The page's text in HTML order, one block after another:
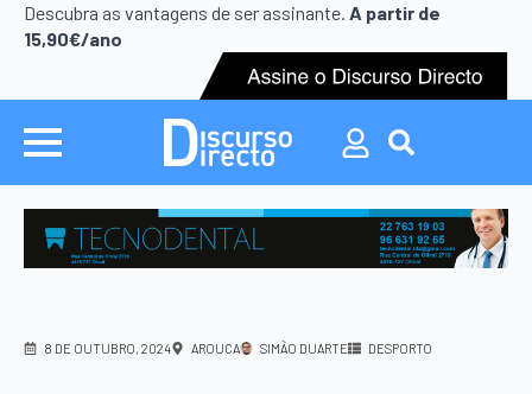
Descubra as vantagens de ser assinante. A partir de
15,90€/ano
Search
for:
8 DE OUTUBRO, 2024 AROUCA SIMÃO DUARTE DESPORTO